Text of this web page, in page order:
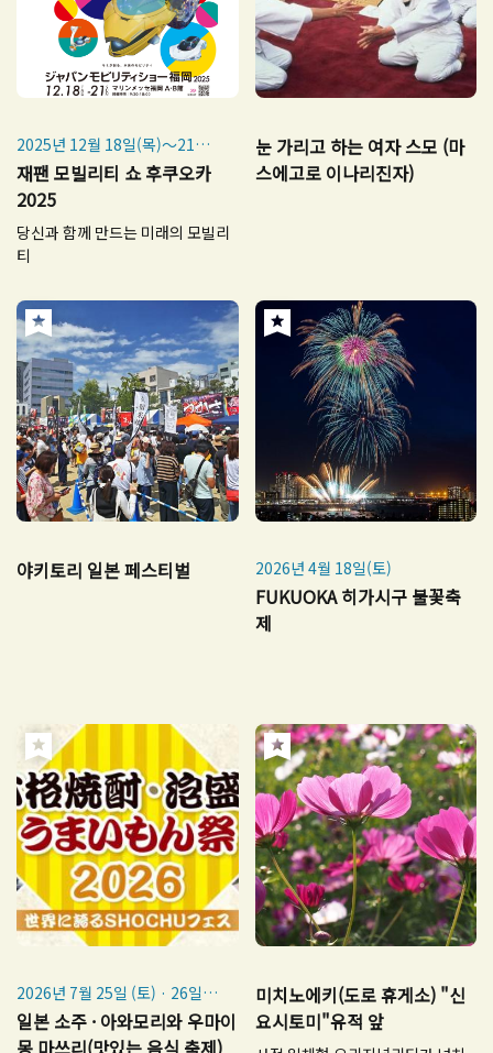
2025년 12월 18일(목)～21일
(일)
재팬 모빌리티 쇼 후쿠오카
2025
당신과 함께 만드는 미래의 모빌리
티
눈 가리고 하는 여자 스모 (마
스에고로 이나리진자)
야키토리 일본 페스티벌 2026년 4월 18일(토)
FUKUOKA 히가시구 불꽃축
제
2026년 7월 25일 (토) · 26일
(일)
일본 소주 · 아와모리와 우마이
몽 마쓰리(맛있는 음식 축제)
미치노에키(도로 휴게소) "신
요시토미"유적 앞